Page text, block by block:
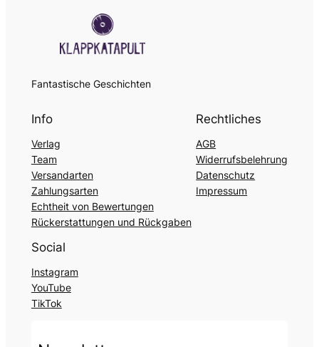
Fantastische Geschichten
Info
Verlag
Team
Versandarten
Zahlungsarten
Echtheit von Bewertungen
Rückerstattungen und Rückgaben
Rechtliches
AGB
Widerrufsbelehrung
Datenschutz
Impressum
Social
Instagram
YouTube
TikTok